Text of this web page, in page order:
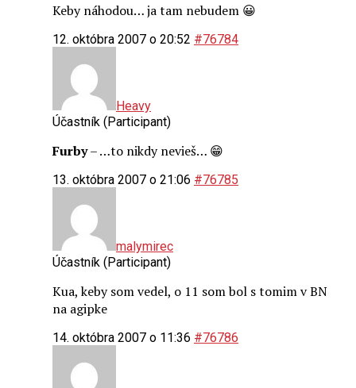
Keby náhodou… ja tam nebudem 😀
12. októbra 2007 o 20:52 #76784
Heavy
Účastník (Participant)
Furby– …to nikdy nevieš… 😁
13. októbra 2007 o 21:06 #76785
malymirec
Účastník (Participant)
Kua, keby som vedel, o 11 som bol s tomim v BN
na agipke
14. októbra 2007 o 11:36 #76786